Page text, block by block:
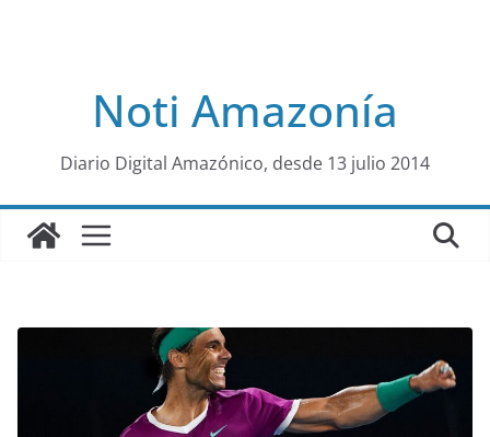
al
Noti Amazonía
Diario Digital Amazónico, desde 13 julio 2014